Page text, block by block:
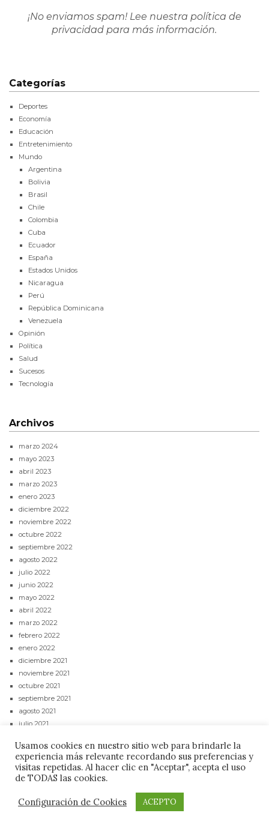
¡No enviamos spam! Lee nuestra política de
privacidad para más información.
Categorías
Deportes
Economía
Educación
Entretenimiento
Mundo
Argentina
Bolivia
Brasil
Chile
Colombia
Cuba
Ecuador
España
Estados Unidos
Nicaragua
Perú
República Dominicana
Venezuela
Opinión
Política
Salud
Sucesos
Tecnología
Archivos
marzo 2024
mayo 2023
abril 2023
marzo 2023
enero 2023
diciembre 2022
noviembre 2022
octubre 2022
septiembre 2022
agosto 2022
julio 2022
junio 2022
mayo 2022
abril 2022
marzo 2022
febrero 2022
enero 2022
diciembre 2021
noviembre 2021
octubre 2021
septiembre 2021
agosto 2021
julio 2021
mayo 2021
abril 2021
POLÍTICA DE PRIVACIDAD AVISO LEGAL
Usamos cookies en nuestro sitio web para brindarle la
experiencia más relevante recordando sus preferencias y
visitas repetidas. Al hacer clic en "Aceptar", acepta el uso
de TODAS las cookies.
Configuración de Cookies ACEPTO